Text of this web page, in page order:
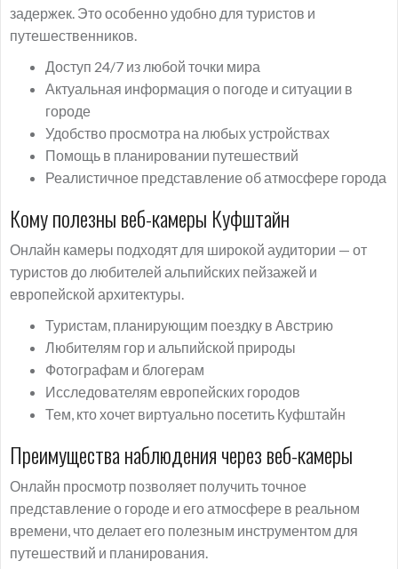
задержек. Это особенно удобно для туристов и
путешественников.
Доступ 24/7 из любой точки мира
Актуальная информация о погоде и ситуации в
городе
Удобство просмотра на любых устройствах
Помощь в планировании путешествий
Реалистичное представление об атмосфере города
Кому полезны веб-камеры Куфштайн
Онлайн камеры подходят для широкой аудитории — от
туристов до любителей альпийских пейзажей и
европейской архитектуры.
Туристам, планирующим поездку в Австрию
Любителям гор и альпийской природы
Фотографам и блогерам
Исследователям европейских городов
Тем, кто хочет виртуально посетить Куфштайн
Преимущества наблюдения через веб-камеры
Онлайн просмотр позволяет получить точное
представление о городе и его атмосфере в реальном
времени, что делает его полезным инструментом для
путешествий и планирования.